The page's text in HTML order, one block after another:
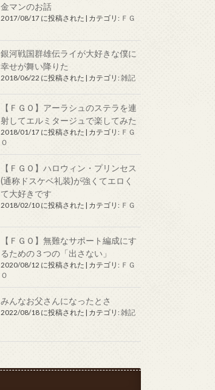
金マンのお話
2017/08/17 に投稿された | カテゴリ: ＦＧ
銀河戦国群雄伝ライが大好きな僕に
幸せが舞い降りた
2018/06/22 に投稿された カテゴリ: 雑記
【ＦＧＯ】アーラシュのステラを連
射してエルミタージュで楽してみた
2018/01/17 に投稿された | カテゴリ: ＦＧ
Ｏ
【ＦＧＯ】ハロウィン・プリンセス
(通称ドスケベ礼装)が強くてエロく
て大好きです
2018/02/10 に投稿された | カテゴリ: ＦＧ
【ＦＧＯ】無難なサポート編成にす
るための３つの「出さない」
2020/08/12 に投稿された カテゴリ: ＦＧ
Ｏ
みんなお父さんになったとさ
2022/08/18 に投稿された | カテゴリ: 雑記